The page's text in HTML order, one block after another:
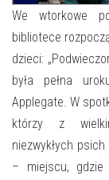
FORMY
NASZE FILIE
POLECANE
WYDARZENIA
FOTO
E-INFORMATOR
We wtorkowe
bibliotece
dzieci:
była pełna
Applegate. W
którzy z
niezwykłych
– miejscu, gdzie